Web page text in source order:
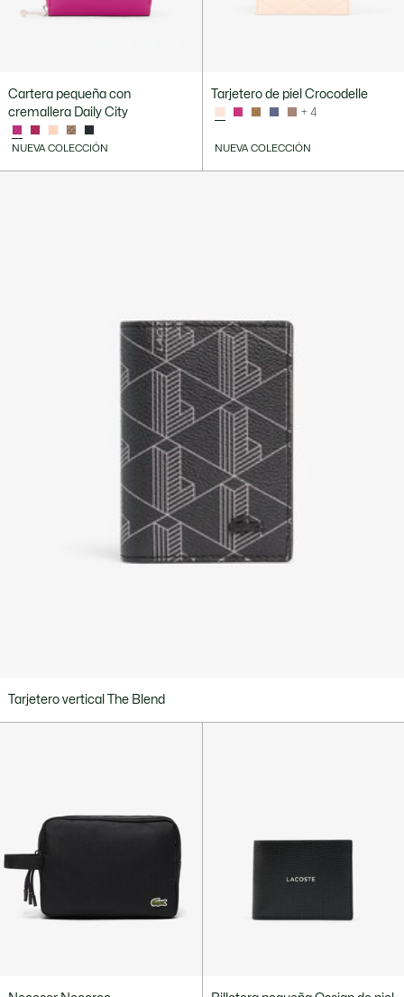
Cartera pequeña con
cremallera Daily City
NUEVA COLECCIÓN
Tarjetero de piel Crocodelle
+ 4
NUEVA COLECCIÓN
Tarjetero vertical The Blend